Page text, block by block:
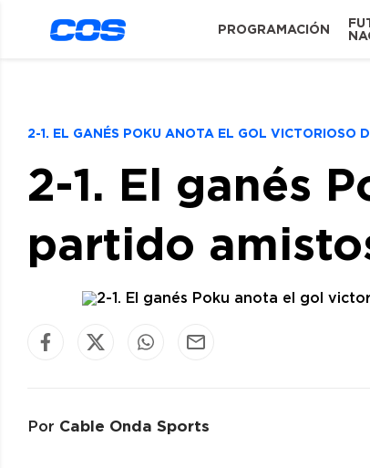
PROGRAMACIÓN
2-1. EL GANÉS POKU ANOTA EL GOL VICTORIOSO
2-1. El ganés
partido
Por Cable Onda Sports